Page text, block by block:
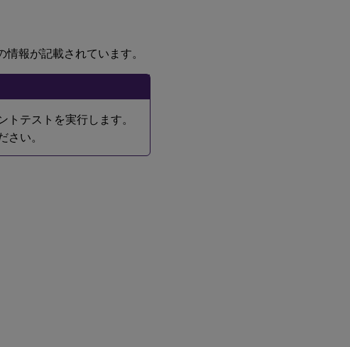
報が記載されています。
テストを実行します。
さい。